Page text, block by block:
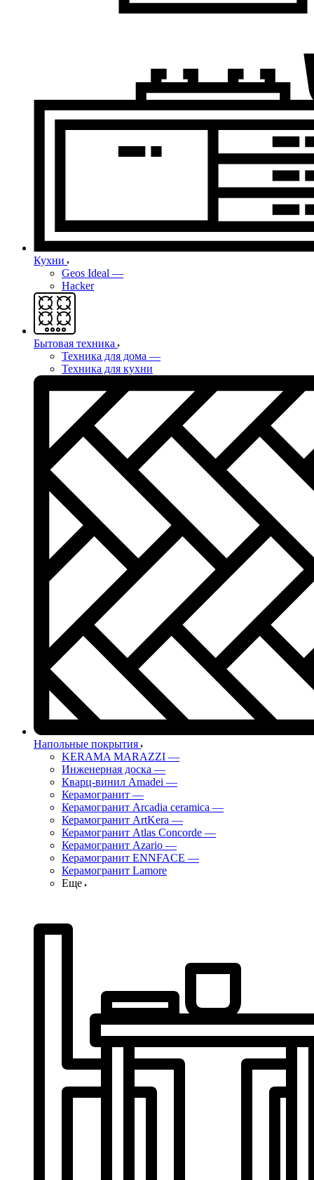
Кухни
Geos Ideal —
Hacker
Бытовая техника
Техника для дома —
Техника для кухни
Напольные покрытия
KERAMA MARAZZI —
Инженерная доска —
Кварц-винил Amadei —
Керамогранит —
Керамогранит Arcadia ceramica —
Керамогранит ArtKera —
Керамогранит Atlas Concorde —
Керамогранит Azario —
Керамогранит ENNFACE —
Керамогранит Lamore
Еще